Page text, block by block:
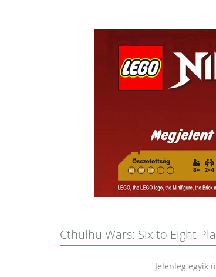
Cthulhu Wars: Six to Eight
Jelenleg egyik